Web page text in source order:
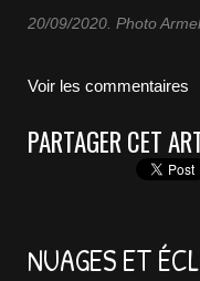
20/09/2020. Photo
Voir les commentaires
PARTAGER CET
NUAGES ET